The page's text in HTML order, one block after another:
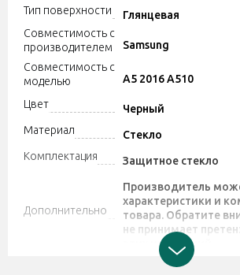
Тип поверхности
Глянцевая
Совместимость с
производителем
Samsung
Совместимость с
моделью
A5 2016 A510
Цвет
Черный
Материал
Стекло
Комплектация
Защитное стекло
Дополнительно
Производитель
характеристики и
товара. Обратите
не принимает
этих изменений.
2000000005140